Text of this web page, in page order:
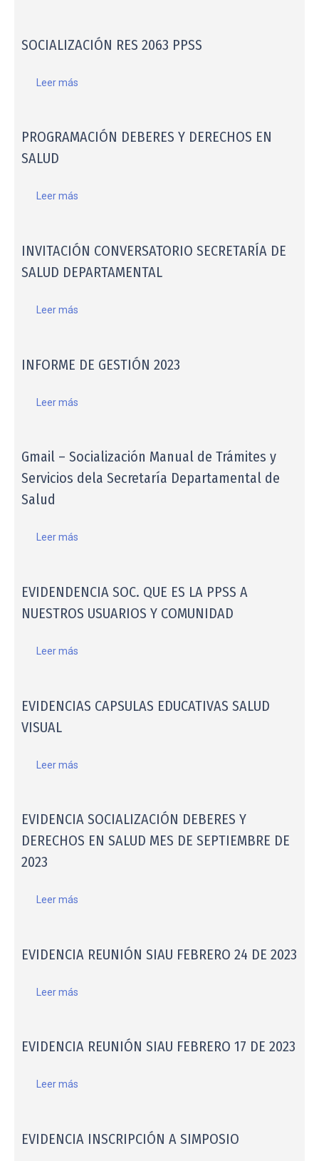
SOCIALIZACIÓN RES 2063 PPSS
Leer más
PROGRAMACIÓN DEBERES Y DERECHOS EN
SALUD
Leer más
INVITACIÓN CONVERSATORIO SECRETARÍA DE
SALUD DEPARTAMENTAL
Leer más
INFORME DE GESTIÓN 2023
Leer más
Gmail – Socialización Manual de Trámites y
Servicios dela Secretaría Departamental de
Salud
Leer más
EVIDENDENCIA SOC. QUE ES LA PPSS A
NUESTROS USUARIOS Y COMUNIDAD
Leer más
EVIDENCIAS CAPSULAS EDUCATIVAS SALUD
VISUAL
Leer más
EVIDENCIA SOCIALIZACIÓN DEBERES Y
DERECHOS EN SALUD MES DE SEPTIEMBRE DE
2023
Leer más
EVIDENCIA REUNIÓN SIAU FEBRERO 24 DE 2023
Leer más
EVIDENCIA REUNIÓN SIAU FEBRERO 17 DE 2023
Leer más
EVIDENCIA INSCRIPCIÓN A SIMPOSIO